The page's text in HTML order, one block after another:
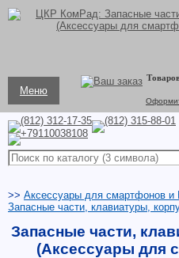
Меню
>> Аксессуары для смартфонов и
Запасные части, клавиатуры,
Запасные части,
(Аксессуары для